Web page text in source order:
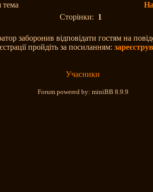
тема
Сторінки: 1
заборонив відповідати гостям на
пройдіть за посиланням:
Учасники
Forum powered by: miniBB 8.9.9